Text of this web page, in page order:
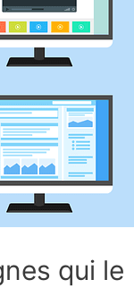
qui le